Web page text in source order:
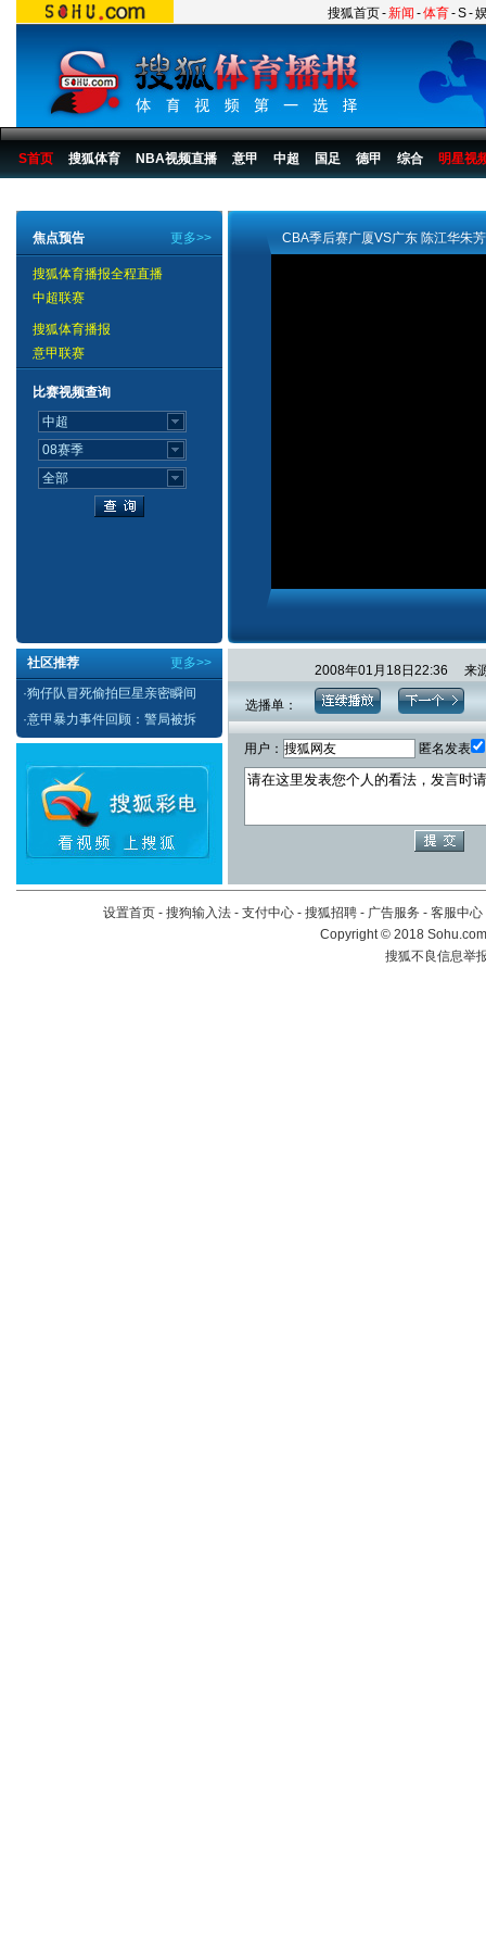
搜狐首页-新闻 -体育-S-
S首页 搜狐体育 NBA视频直播 意甲 中超 国足 德甲 综合 明星视
更多>>
焦点预告
搜狐体育播报全程直播
中超联赛
搜狐体育播报
意甲联赛
比赛视频查询
更多>>
社区推荐
·狗仔队冒死偷拍巨星亲密瞬间
·意甲暴力事件回顾：警局被拆
CBA季后赛广厦VS广东 陈江华朱
2008年01月18日22:36 来
选播单：
用户： 匿名发表
设置首页 - 搜狗输入法 - 支付中心 - 搜狐招聘 - 广告服务 - 客服中心
Copyright©2018
搜狐不良信息举